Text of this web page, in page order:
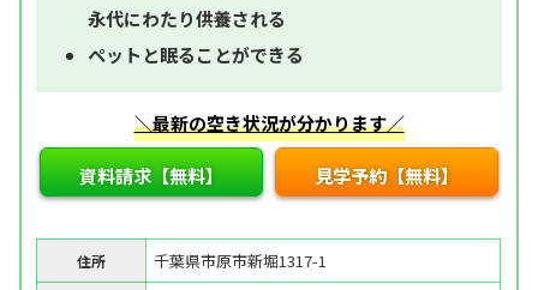
永代にわたり供養される
ペットと眠ることができる
＼最新の空き状況が分かります／
資料請求【無料】 見学予約【無料】
住所 千葉県市原市新堀1317-1